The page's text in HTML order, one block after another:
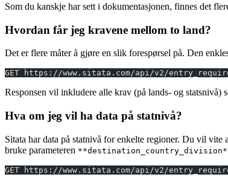
Som du kanskje har sett i dokumentasjonen, finnes det
Hvordan får jeg kravene mellom to land?
Det er flere måter å gjøre en slik forespørsel på. Den
GET https://www.sitata.com/api/v2/
Responsen vil inkludere alle krav (på lands- og statsnivå)
Hva om jeg vil ha data på statnivå?
Sitata har data på statnivå for enkelte regioner. Du vil
bruke parameteren
GET https://www.sitata.com/api/v2/